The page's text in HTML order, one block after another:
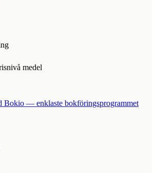
medel
Bokio — enklaste bokföringsprogrammet